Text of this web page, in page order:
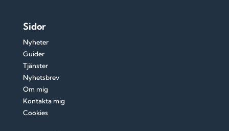
Sidor
Nyheter
Guider
Tjänster
Nyhetsbrev
Om mig
Kontakta mig
Cookies